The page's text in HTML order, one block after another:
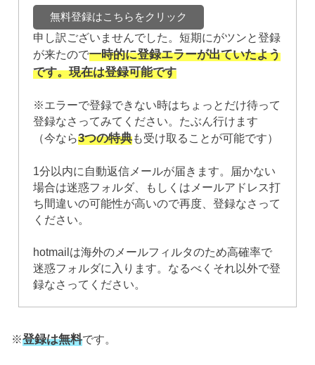
申し訳ございませんでした。短期にがツンと登録
が来たので一時的に登録エラーが出ていたよう
です。現在は登録可能です
※エラーで登録できない時はちょっとだけ待って
登録なさってみてください。たぶん行けます
（今なら3つの特典も受け取ることが可能です）
1分以内に自動返信メールが届きます。届かない
場合は迷惑フォルダ、もしくはメールアドレス打
ち間違いの可能性が高いので再度、登録なさって
ください。
hotmailは海外のメールフィルタのため高確率で
迷惑フォルダに入ります。なるべくそれ以外で登
録なさってください。
※登録は無料です。